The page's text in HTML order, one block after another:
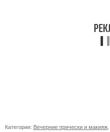
Категории: Вечерние прически и макияж